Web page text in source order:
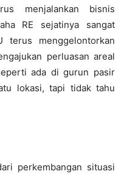
menjalankan bisnis
RE sejatinya sangat
terus menggelontorkan
perluasan areal
ada di gurun pasir
lokasi, tapi tidak tahu
perkembangan situasi